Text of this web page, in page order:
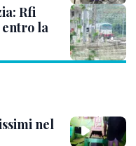
Rfi
entro la
nel